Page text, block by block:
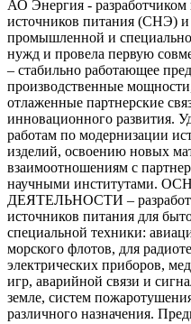
АО Энергия -
источников питания (СНЭ) и
промышленной и
нужд и провела первую
– стабильно работающее
производственные
отлаженные партнерские
инновационного развития.
работам по модернизации
изделий, освоению новых
взаимоотношениям с
научными институтами.
ДЕЯТЕЛЬНОСТИ –
источников питания для
специальной техники:
морского флотов, для
электрических приборов,
игр, аварийной связи и
земле, систем
различного назначения.